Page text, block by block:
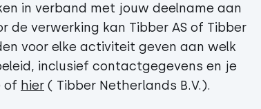
in verband met jouw deelname aan
de verwerking kan Tibber AS of Tibber
voor elke activiteit geven aan welk
inclusief contactgegevens en je
of hier ( Tibber Netherlands B.V.).